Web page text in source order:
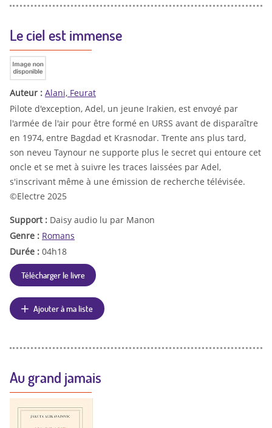
Le ciel est immense
Auteur : Alani, Feurat
Pilote d'exception, Adel, un jeune Irakien, est envoyé par
l'armée de l'air pour être formé en URSS avant de disparaître
en 1974, entre Bagdad et Krasnodar. Trente ans plus tard,
son neveu Taynour ne supporte plus le secret qui entoure cet
oncle et se met à suivre les traces laissées par Adel,
s'inscrivant même à une émission de recherche télévisée.
©Electre 2025
Support : Daisy audio lu par Manon
Genre : Romans
Durée : 04h18
Télécharger le livre
Ajouter à ma liste
Au grand jamais